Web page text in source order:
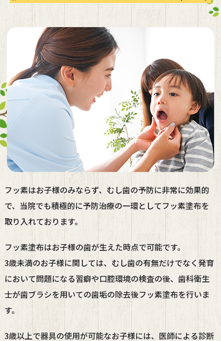
フッ素はお子様のみならず、むし歯の予防に非常に効果的
で、当院でも積極的に予防治療の一環としてフッ素塗布を
取り入れております。
フッ素塗布はお子様の歯が生えた時点で可能です。
3歳未満のお子様に関しては、むし歯の有無だけでなく発育
において問題になる習癖や口腔環境の検査の後、歯科衛生
士が歯ブラシを用いての歯垢の除去後フッ素塗布を行いま
す。
3歳以上で器具の使用が可能なお子様には、医師による診断